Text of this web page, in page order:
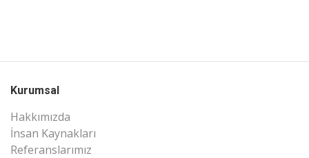
Kurumsal
Hakkımızda
İnsan Kaynakları
Referanslarımız